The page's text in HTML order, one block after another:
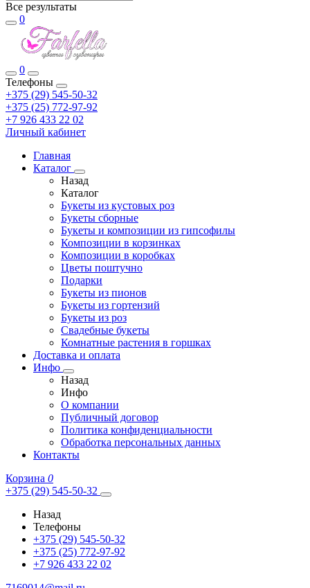
Все результаты
0
0
Телефоны
+375 (29) 545-50-32
+375 (25) 772-97-92
+7 926 433 22 02
Личный кабинет
Главная
Каталог
Назад
Каталог
Букеты из кустовых роз
Букеты сборные
Букеты и композиции из гипсофилы
Композиции в корзинках
Композиции в коробках
Цветы поштучно
Подарки
Букеты из пионов
Букеты из гортензий
Букеты из роз
Свадебные букеты
Комнатные растения в горшках
Доставка и оплата
Инфо
Назад
Инфо
О компании
Публичный договор
Политика конфиденциальности
Обработка персональных данных
Контакты
Корзина 0
+375 (29) 545-50-32
Назад
Телефоны
+375 (29) 545-50-32
+375 (25) 772-97-92
+7 926 433 22 02